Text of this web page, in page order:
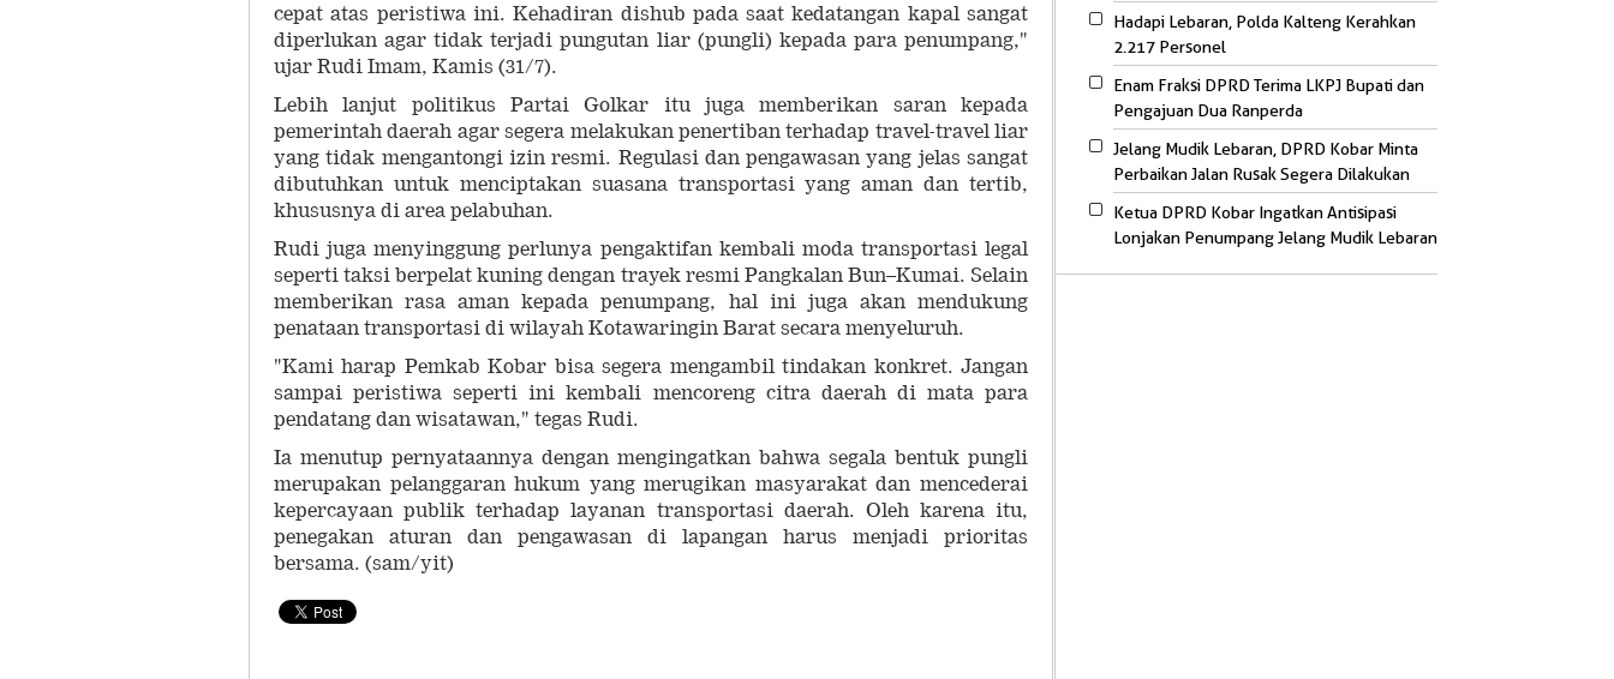
cepat atas peristiwa ini. Kehadiran dishub pada saat kedatangan kapal sangat
diperlukan agar tidak terjadi pungutan liar (pungli) kepada para penumpang,"
ujar Rudi Imam, Kamis (31/7).
Lebih lanjut politikus Partai Golkar itu juga memberikan saran kepada
pemerintah daerah agar segera melakukan penertiban terhadap travel-travel liar
yang tidak mengantongi izin resmi. Regulasi dan pengawasan yang jelas sangat
dibutuhkan untuk menciptakan suasana transportasi yang aman dan tertib,
khususnya di area pelabuhan.
Rudi juga menyinggung perlunya pengaktifan kembali moda transportasi legal
seperti taksi berpelat kuning dengan trayek resmi Pangkalan Bun–Kumai. Selain
memberikan rasa aman kepada penumpang, hal ini juga akan mendukung
penataan transportasi di wilayah Kotawaringin Barat secara menyeluruh.
"Kami harap Pemkab Kobar bisa segera mengambil tindakan konkret. Jangan
sampai peristiwa seperti ini kembali mencoreng citra daerah di mata para
pendatang dan wisatawan," tegas Rudi.
Ia menutup pernyataannya dengan mengingatkan bahwa segala bentuk pungli
merupakan pelanggaran hukum yang merugikan masyarakat dan mencederai
kepercayaan publik terhadap layanan transportasi daerah. Oleh karena itu,
penegakan aturan dan pengawasan di lapangan harus menjadi prioritas
bersama. (sam/yit)
Hadapi Lebaran, Polda Kalteng Kerahkan
2.217 Personel
Enam Fraksi DPRD Terima LKPJ Bupati dan
Pengajuan Dua Ranperda
Jelang Mudik Lebaran, DPRD Kobar Minta
Perbaikan Jalan Rusak Segera Dilakukan
Ketua DPRD Kobar Ingatkan Antisipasi
Lonjakan Penumpang Jelang Mudik Lebaran